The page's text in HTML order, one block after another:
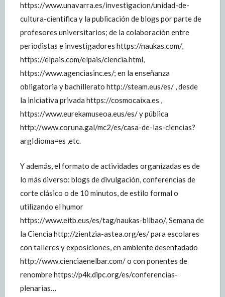
https://www.unavarra.es/investigacion/unidad-de-
cultura-cientifica y la publicación de blogs por parte de
profesores universitarios; de la colaboración entre
periodistas e investigadores https://naukas.com/,
https://elpais.com/elpais/ciencia.html,
https://www.agenciasinc.es/; en la enseñanza
obligatoria y bachillerato http://steam.eus/es/ , desde
la iniciativa privada https://cosmocaixa.es ,
https://www.eurekamuseoa.eus/es/ y pública
http://www.coruna.gal/mc2/es/casa-de-las-ciencias?
argIdioma=es ,etc.
Y además, el formato de actividades organizadas es de
lo más diverso: blogs de divulgación, conferencias de
corte clásico o de 10 minutos, de estilo formal o
utilizando el humor
https://www.eitb.eus/es/tag/naukas-bilbao/, Semana de
la Ciencia http://zientzia-astea.org/es/ para escolares
con talleres y exposiciones, en ambiente desenfadado
http://www.cienciaenelbar.com/ o con ponentes de
renombre https://p4k.dipc.org/es/conferencias-
plenarias…